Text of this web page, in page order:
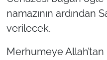
namazının ardından
verilecek.
Merhumeye
KIRKLARELİ
ÇANAKKALE